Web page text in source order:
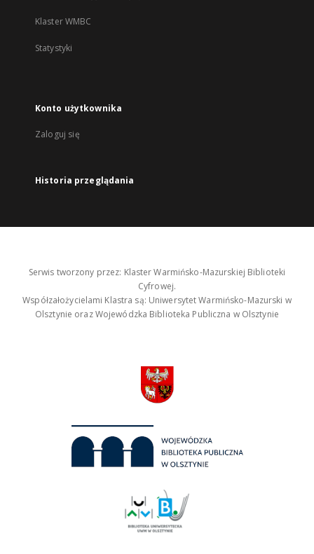
Klaster WMBC
Statystyki
Konto użytkownika
Zaloguj się
Historia przeglądania
Serwis tworzony przez: Klaster Warmińsko-Mazurskiej Biblioteki
Cyfrowej.
Współzałożycielami Klastra są: Uniwersytet Warmińsko-Mazurski w
Olsztynie oraz Wojewódzka Biblioteka Publiczna w Olsztynie